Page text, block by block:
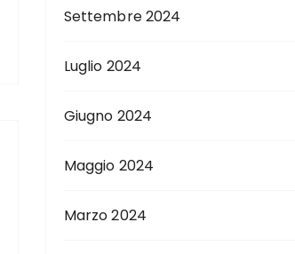
Settembre 2024
Luglio 2024
Giugno 2024
Maggio 2024
Marzo 2024